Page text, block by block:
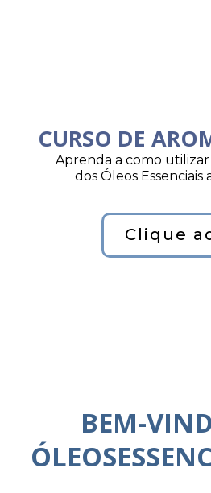
CURSO DE
Aprenda a como
dos Óleos Essenciais
Clique
BEM-